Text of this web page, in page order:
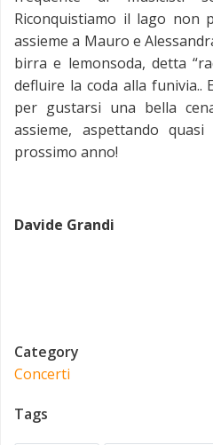
Riconquistiamo il lago non
assieme a Mauro e
birra e lemonsoda, detta
defluire la coda alla funivia..
per gustarsi una bella
assieme, aspettando
prossimo anno!
Davide Grandi
Category
Concerti
Tags